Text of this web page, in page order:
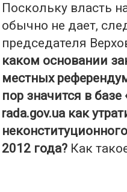
Поскольку власть
обычно не дает,
председателя
каком основании
местных
пор значится в базе
rada.gov.ua как
2012 года? Как